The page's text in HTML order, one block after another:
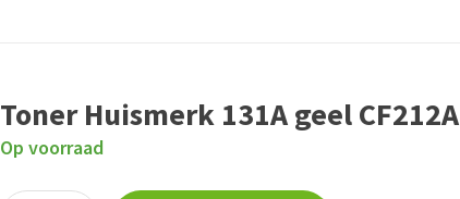
Toner Huismerk 131A geel CF212A
Op voorraad